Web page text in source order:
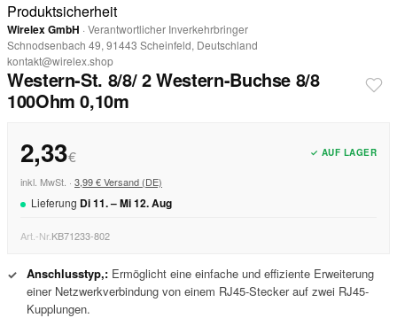
Produktsicherheit
Wirelex GmbH · Verantwortlicher Inverkehrbringer
Schnodsenbach 49, 91443 Scheinfeld, Deutschland
kontakt@wirelex.shop
Western-St. 8/8/ 2 Western-Buchse 8/8
100Ohm 0,10m
2,33€ ✓ AUF LAGER
inkl. MwSt. · 3,99 € Versand (DE)
Lieferung Di11. –Mi12.Aug
Art.-Nr.KB71233-802
✓ Anschlusstyp,: Ermöglicht eine einfache und effiziente Erweiterung
einer Netzwerkverbindung von einem RJ45-Stecker auf zwei RJ45-
Kupplungen.